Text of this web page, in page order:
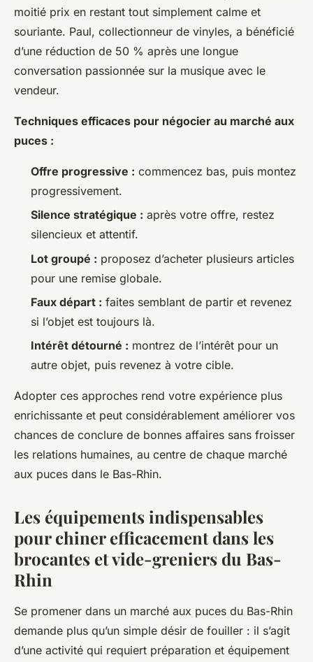
moitié prix en restant tout simplement calme et
souriante. Paul, collectionneur de vinyles, a bénéficié
d’une réduction de 50 % après une longue
conversation passionnée sur la musique avec le
vendeur.
Techniques efficaces pour négocier au marché aux
puces :
Offre progressive : commencez bas, puis montez
progressivement.
Silence stratégique : après votre offre, restez
silencieux et attentif.
Lot groupé : proposez d’acheter plusieurs articles
pour une remise globale.
Faux départ : faites semblant de partir et revenez
si l’objet est toujours là.
Intérêt détourné : montrez de l’intérêt pour un
autre objet, puis revenez à votre cible.
Adopter ces approches rend votre expérience plus
enrichissante et peut considérablement améliorer vos
chances de conclure de bonnes affaires sans froisser
les relations humaines, au centre de chaque marché
aux puces dans le Bas-Rhin.
Les équipements indispensables
pour chiner efficacement dans les
brocantes et vide-greniers du Bas-
Rhin
Se promener dans un marché aux puces du Bas-Rhin
demande plus qu’un simple désir de fouiller : il s’agit
d’une activité qui requiert préparation et équipement